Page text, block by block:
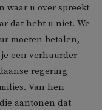
waar u over spreekt
dat hebt u niet. We
moeten betalen,
een verhuurder
regering
Van hen
aantonen dat